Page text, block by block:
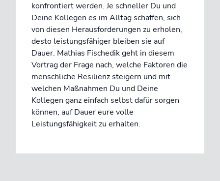
konfrontiert werden. Je schneller Du und
Deine Kollegen es im Alltag schaffen, sich
von diesen Herausforderungen zu erholen,
desto leistungsfähiger bleiben sie auf
Dauer. Mathias Fischedik geht in diesem
Vortrag der Frage nach, welche Faktoren die
menschliche Resilienz steigern und mit
welchen Maßnahmen Du und Deine
Kollegen ganz einfach selbst dafür sorgen
können, auf Dauer eure volle
Leistungsfähigkeit zu erhalten.